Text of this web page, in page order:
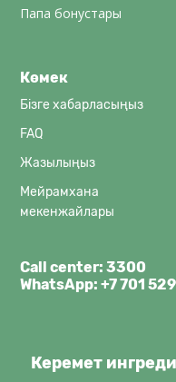
Папа бонустары
Көмек
Бізге хабарласыңыз
FAQ
Жазылыңыз
Мейрамхана
мекенжайлары
Call center: 3300
WhatsApp: +7 701
Керемет